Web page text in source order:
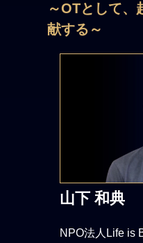
～OTとして、
献する～
山下 和典
NPO法人Life is